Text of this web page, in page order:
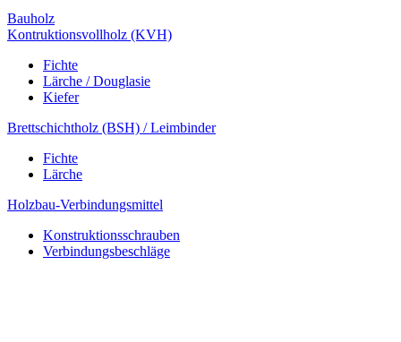
Bauholz
Kontruktionsvollholz (KVH)
Fichte
Lärche / Douglasie
Kiefer
Brettschichtholz (BSH) / Leimbinder
Fichte
Lärche
Holzbau-Verbindungsmittel
Konstruktionsschrauben
Verbindungsbeschläge